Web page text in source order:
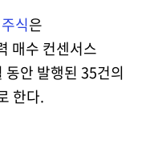
식은
매수 컨센서스
동안 발행된 35건의
한다.